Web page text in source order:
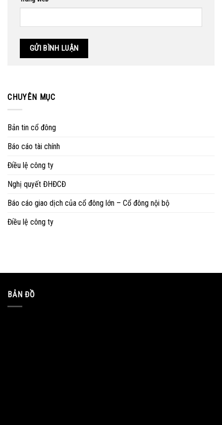
CHUYÊN MỤC
Bản tin cổ đông
Báo cáo tài chính
Điều lệ công ty
Nghị quyết ĐHĐCĐ
Báo cáo giao dịch của cổ đông lớn – Cổ đông nội bộ
Điều lệ công ty
BẢN ĐỒ